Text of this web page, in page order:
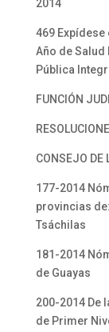
2014
469 Expídese
Año de Salud
Pública
FUNCIÓN
CONSEJO DE
177-2014
provincias
Tsáchilas
181-2014
de Guayas
200-2014 De
de Primer